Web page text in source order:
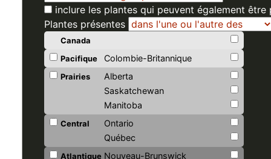
inclure les plantes qui peuvent également
Plantes présentes
Canada
Pacifique
Colombie-Britannique
Prairies
Alberta
Saskatchewan
Manitoba
Central
Ontario
Québec
Atlantique Nouveau-Brunswick